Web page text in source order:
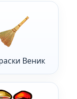
Веник